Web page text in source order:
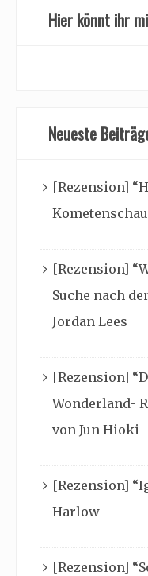
Hier könnt ihr
Neueste
[Rezension]
[Rezension]
Suche nach
Jordan Lees
[Rezension]
Wonderland-
von Jun Hioki
[Rezension]
Harlow
[Rezension]